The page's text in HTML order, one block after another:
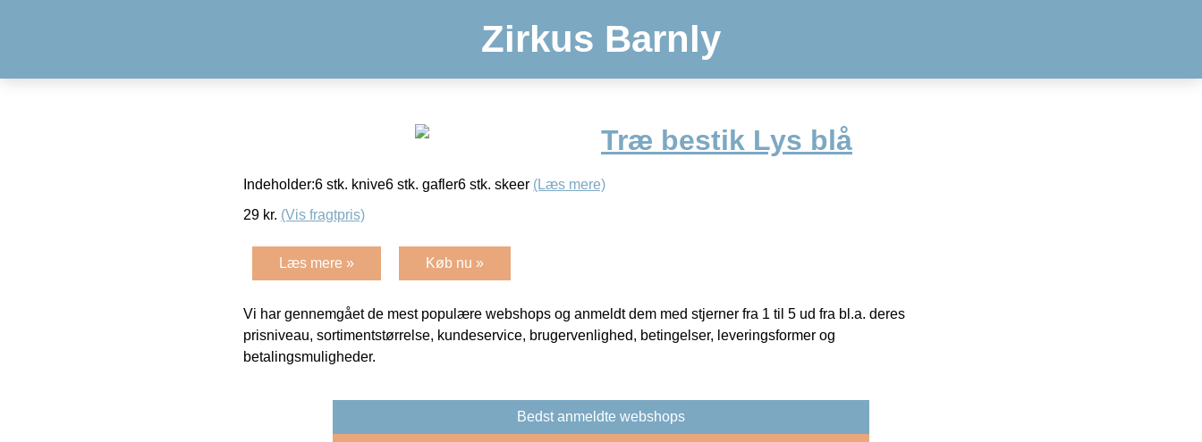
Zirkus Barnly
Træ bestik Lys blå
Indeholder:6 stk. knive6 stk. gafler6 stk. skeer (Læs mere)
29 kr. (Vis fragtpris)
Læs mere » Køb nu »
Vi har gennemgået de mest populære webshops og anmeldt dem med stjerner fra 1 til 5 ud fra bl.a. deres
prisniveau, sortimentstørrelse, kundeservice, brugervenlighed, betingelser, leveringsformer og
betalingsmuligheder.
Bedst anmeldte webshops